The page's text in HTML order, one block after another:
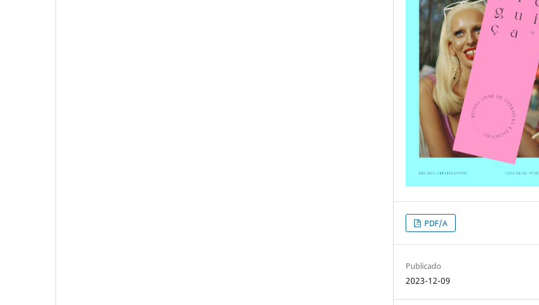
PDF/A
Publicado
2023-12-09